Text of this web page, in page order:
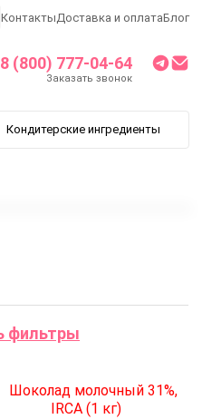
КонтактыДоставка и оплатаБлог
8 (800) 777-04-64
Заказать звонок
Кондитерские ингредиенты
Очистить фильтры